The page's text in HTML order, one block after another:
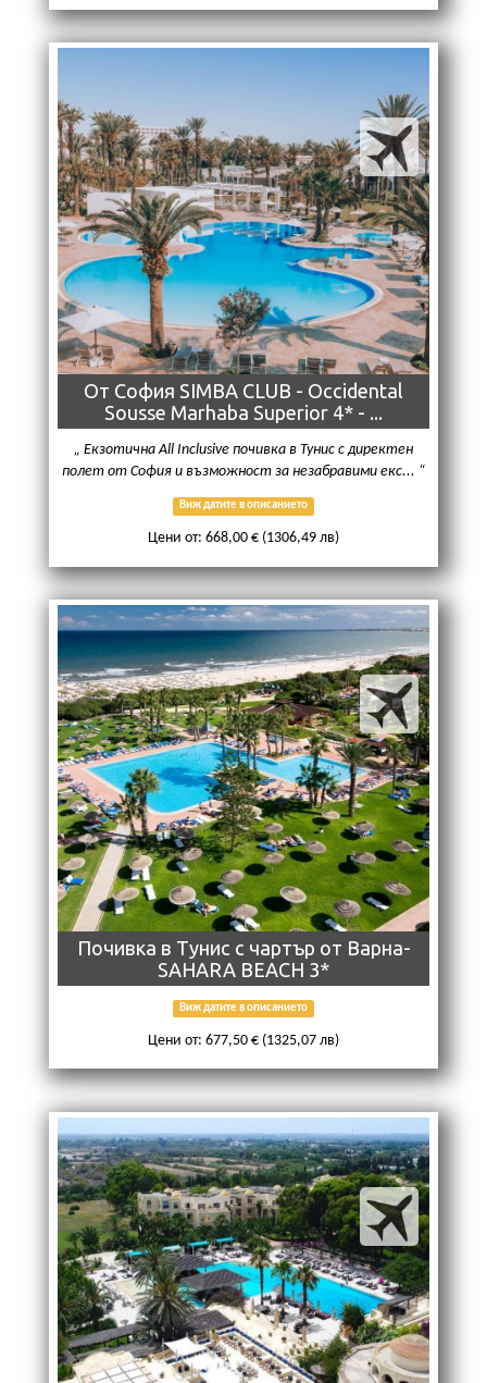
От София SIMBA CLUB - Occidental
Sousse Marhaba Superior 4* - ...
Екзотична All Inclusive почивка в Тунис с директен
полет от София и възможност за незабравими екс...
Виж датите в описанието
Цени от: 668,00 € (1306,49 лв)
Почивка в Тунис с чартър от Варна-
SAHARA BEACH 3*
Виж датите в описанието
Цени от: 677,50 € (1325,07 лв)